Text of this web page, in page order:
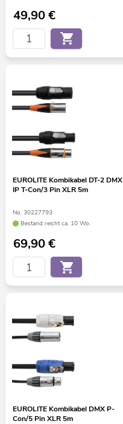
49,90€
EUROLITE Kombikabel DT-2 DMX
IP T-Con/3 Pin XLR 5m
No. 30227793
Bestand reicht ca. 10 Wo.
69,90€
EUROLITE Kombikabel DMX P-
Con/5 Pin XLR 5m